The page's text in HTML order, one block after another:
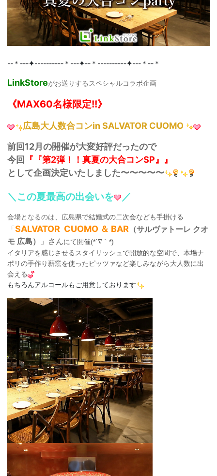
--＊---✦----------＊---✦--＊----------✦---＊--＊
LinkStoreがお送りするスペシャルコラボ企画
《MAX60名様限定!!》
広島大人数合コンin SALVATOR CUOMO
前回12月の開催が大変好評だったので
今回 『『第2弾！！真夏の大合コンSP』』
として企画決定いたしました〜〜〜〜〜
＼この夏最高の出会いを ／
会場となるのは、広島県で結婚式の二次会なども手掛ける
「 SALVATOR CUOMO ＆ BAR （サルヴァトーレ クオ
モ 広島）
」さんにて開催(*´∇｀*)
イタリアを感じさせるスタイリッシュで開放的な空間で、本場ナ
ポリの手作り薪窯を使ったピッツァなど楽しみながら大人数に出
会える
もちろんアルコールもご用意しております